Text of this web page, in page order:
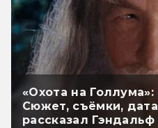
«Охота на
Сюжет, съёмки,
рассказал Гэндальф